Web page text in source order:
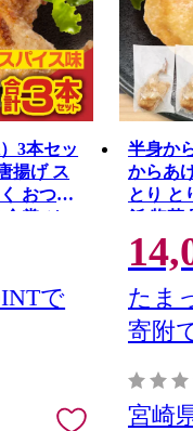
3本セッ
揚げ ス
おつま
賞 ジュ
で
半身か
からあ
とり と
飯 惣菜
凍食品
たま
寄附
宮崎